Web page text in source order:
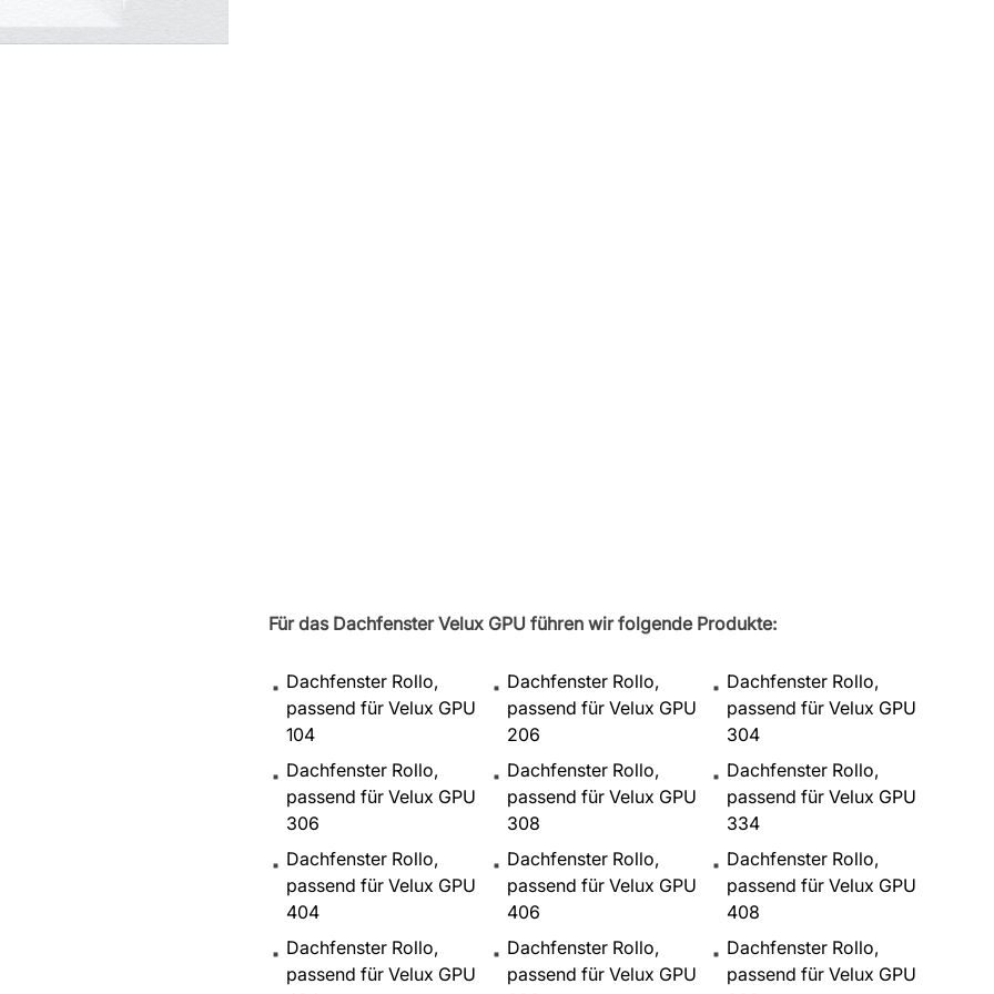
FAQ
Für das Dachfenster Velux GPU führen wir folgende Produkte:
Dachfenster Rollo,
passend für Velux GPU
104
Dachfenster Rollo,
passend für Velux GPU
206
Dachfenster Rollo,
passend für Velux GPU
304
Dachfenster Rollo,
passend für Velux GPU
306
Dachfenster Rollo,
passend für Velux GPU
308
Dachfenster Rollo,
passend für Velux GPU
334
Dachfenster Rollo,
passend für Velux GPU
404
Dachfenster Rollo,
passend für Velux GPU
406
Dachfenster Rollo,
passend für Velux GPU
408
Dachfenster Rollo,
passend für Velux GPU
Dachfenster Rollo,
passend für Velux GPU
Dachfenster Rollo,
passend für Velux GPU